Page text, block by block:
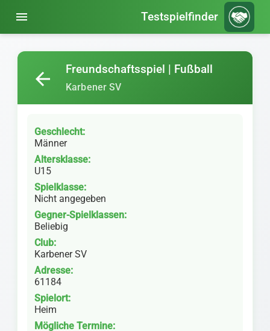
menu Testspielfinder
Freundschaftsspiel | Fußball
Karbener SV
arrow_back
Geschlecht:
Männer
Altersklasse:
U15
Spielklasse:
Nicht angegeben
Gegner-Spielklassen:
Beliebig
Club:
Karbener SV
Adresse:
61184
Spielort:
Heim
Mögliche Termine: